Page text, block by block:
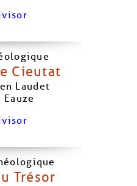
Cieutat
Laudet
Eauze
Trésor